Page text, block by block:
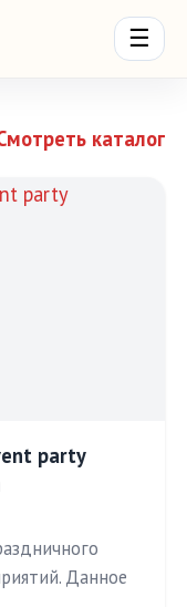
☰
каталог
party
Данное